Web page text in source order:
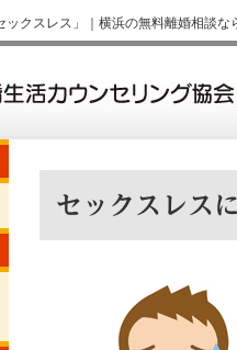
クスレス」｜横浜の無料離婚相談な
セックスレス